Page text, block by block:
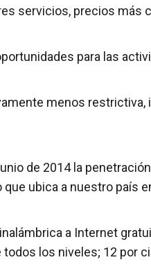
servicios, precios más
para las
menos restrictiva,
de 2014 la
ubica a nuestro país
a Internet
los niveles; 12 por